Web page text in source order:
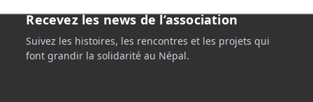
Recevez les news de l’association
Suivez les histoires, les rencontres et les projets qui
font grandir la solidarité au Népal.